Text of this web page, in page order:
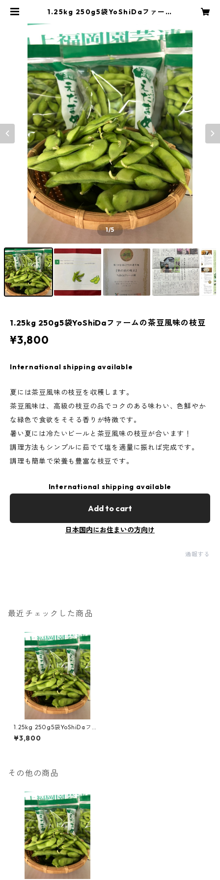
1.25kg 250g5袋YoShiDaファーム
1/5
1.25kg 250g5袋YoShiDaファームの茶豆風味の枝豆
¥3,800
International shipping available
夏には茶豆風味の枝豆を収穫します。
茶豆風味は、高級の枝豆の品でコクのある味わい、色鮮やか
な緑色で食欲をそそる香りが特徴です。
暑い夏には冷たいビールと茶豆風味の枝豆が合います！
​調理方法もシンプルに茹でて塩を適量に振れば完成です。
​調理も簡単で栄養も豊富な枝豆です。
International shipping available
Add to cart
日本国内にお住まいの方向け
通報する
最近チェックした商品
1.25kg 250g5袋YoShiDaファ
ームの茶豆風味の枝豆
¥3,800
その他の商品